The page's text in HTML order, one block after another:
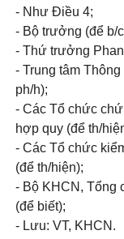
- Như Điều 4;
- Bộ trưởng (để b/
- Thứ trưởng
- Trung tâm Thông
ph/h);
- Các Tổ chức
hợp quy (để th/
- Các Tổ chức
(để th/hiện);
- Bộ KHCN, Tổng
(để biết);
- Lưu: VT, KHCN .